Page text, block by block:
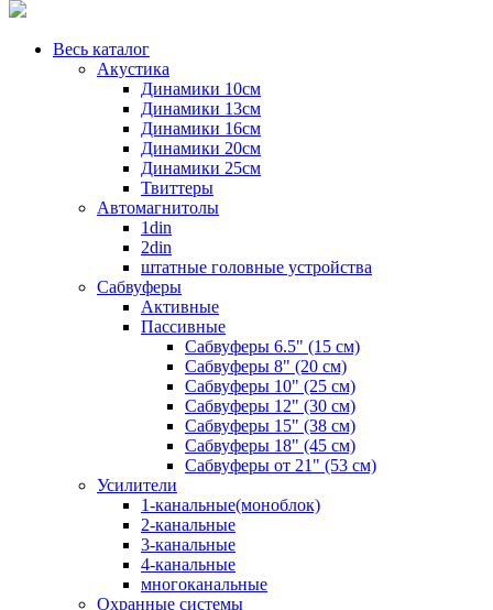
Весь каталог
Акустика
Динамики 10см
Динамики 13см
Динамики 16см
Динамики 20см
Динамики 25см
Твиттеры
Автомагнитолы
1din
2din
штатные головные устройства
Сабвуферы
Активные
Пассивные
Сабвуферы 6.5" (15 см)
Сабвуферы 8" (20 см)
Сабвуферы 10" (25 см)
Сабвуферы 12" (30 см)
Сабвуферы 15" (38 см)
Сабвуферы 18" (45 см)
Сабвуферы от 21" (53 см)
Усилители
1-канальные(моноблок)
2-канальные
3-канальные
4-канальные
многоканальные
Охранные системы